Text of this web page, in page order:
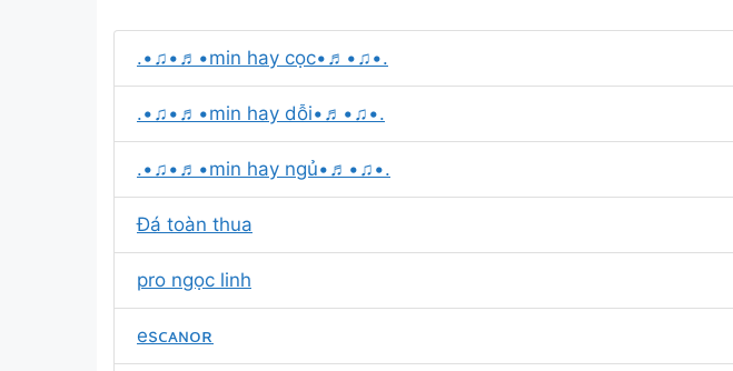
.•♫•♬•min hay cọc•♬•♫•.
.•♫•♬•min hay dỗi•♬•♫•.
.•♫•♬•min hay ngủ•♬•♫•.
Đá toàn thua
pro ngọc linh
esᴄᴀɴᴏʀ